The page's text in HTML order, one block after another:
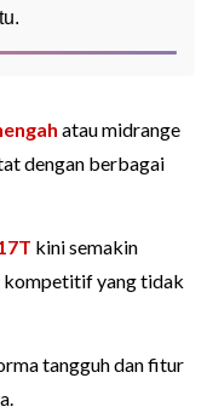
atau midrange
dengan berbagai
kini semakin
kompetitif yang tidak
tangguh dan fitur